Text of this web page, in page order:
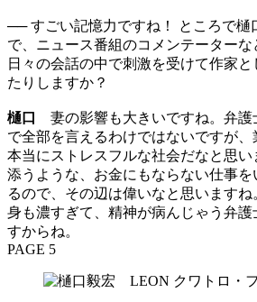
── すごい記憶力ですね！ ところで樋
で、ニュース番組のコメンテーターな
日々の会話の中で刺激を受けて作家
たりしますか？
樋口
妻の影響も大きいですね。弁護
で全部を言えるわけではないですが
本当にストレスフルな社会だなと思い
添うような、お金にもならない仕事
るので、その辺は偉いなと思います
身も濃すぎて、精神が病んじゃう弁
すからね。
PAGE 5